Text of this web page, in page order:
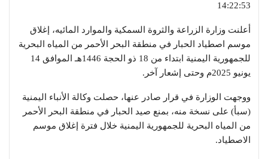
14:22:53
أعلنت وزارة الزراعة والثروة السمكية والموارد المائيه، إغلاق
موسم اصطياد الحبار في منطقة البحر الأحمر من المياه البحرية
للجمهورية اليمنية ابتداء من 18 ذو الحجة 1446هـ الموافق 14
يونيو 2025م وحتى إشعار آخر.
ووجهت الوزارة في قرار صادر عنها، حصلت وكالة الأنباء اليمنية
(سبأ) على نسخة منه، بمنع صيد الحبار في منطقة البحر الأحمر
من المياه البحرية للجمهورية اليمنية خلال فترة إغلاق موسم
الاصطياد.